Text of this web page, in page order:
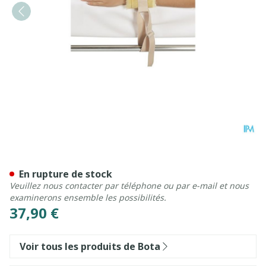
37,90 €
En rupture de stock
Veuillez nous contacter par téléphone ou par e-mail et nous
examinerons ensemble les possibilités.
Voir tous les produits de Bota